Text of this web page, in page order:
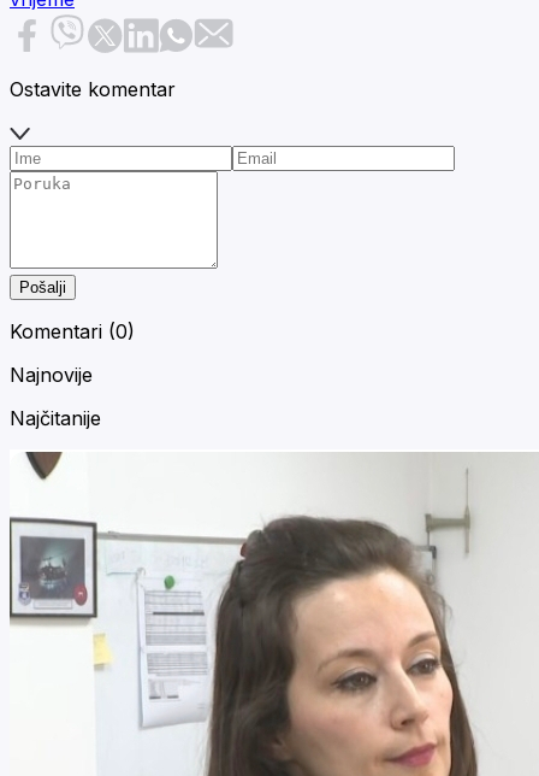
Ostavite komentar
Pošalji
Komentari (0)
Najnovije
Najčitanije